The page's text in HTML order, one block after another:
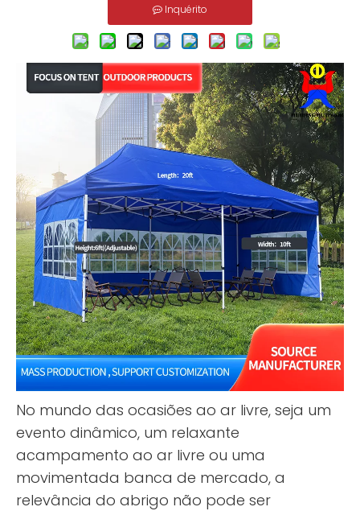
Inquérito
No mundo das ocasiões ao ar livre, seja um
evento dinâmico, um relaxante
acampamento ao ar livre ou uma
movimentada banca de mercado, a
relevância do abrigo não pode ser